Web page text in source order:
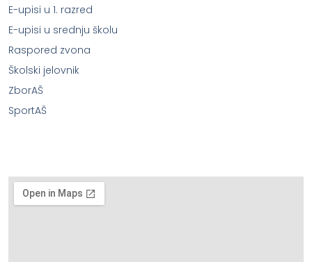
E-upisi u 1. razred
E-upisi u srednju školu
Raspored zvona
Školski jelovnik
ZborAŠ
SportAŠ